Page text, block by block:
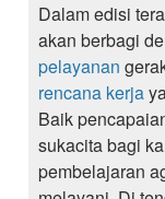
Dalam edisi
akan berbagi
pelayanan
rencana kerja
Baik
sukacita bagi
pembelajaran